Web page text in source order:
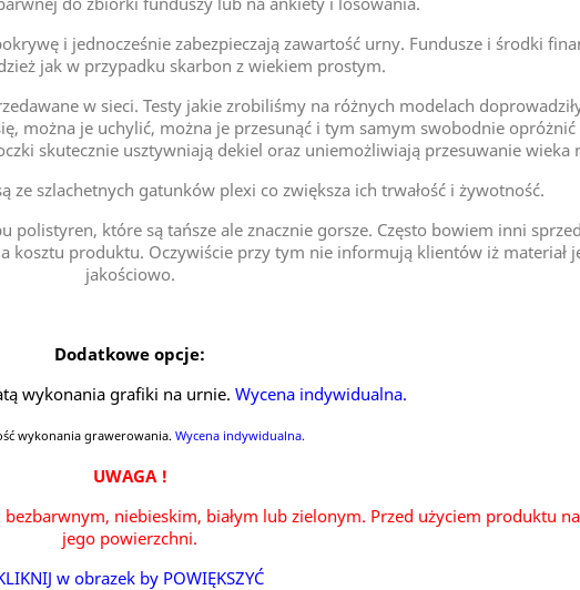
i jednocześnie zabezpieczają zawartość urny. Fundusze i środki
jak w przypadku skarbon z wiekiem prostym.
w sieci. Testy jakie zrobiliśmy na różnych modelach
można je uchylić, można je przesunąć i tym samym swobodnie
skutecznie usztywniają dekiel oraz uniemożliwiają przesuwanie wieka
ze szlachetnych gatunków plexi co zwiększa ich trwałość i żywotność.
które są tańsze ale znacznie gorsze. Często bowiem inni
kosztu produktu. Oczywiście przy tym nie informują klientów iż materiał
jakościowo.
Dodatkowe opcje:
wykonania grafiki na urnie. Wycena indywidualna.
wykonania grawerowania. Wycena indywidualna.
UWAGA !
niebieskim, białym lub zielonym. Przed użyciem produktu
jego powierzchni.
w obrazek by POWIĘKSZYĆ